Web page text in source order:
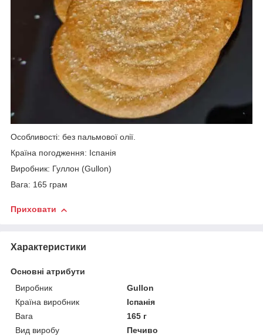
Особливості: без пальмової олії.
Країна погодження: Іспанія
Виробник: Гуллон (Gullon)
Вага: 165 грам
Приховати
Характеристики
Основні атрибути
Виробник
Gullon
Країна виробник
Іспанія
Вага
165 г
Вид виробу
Печиво